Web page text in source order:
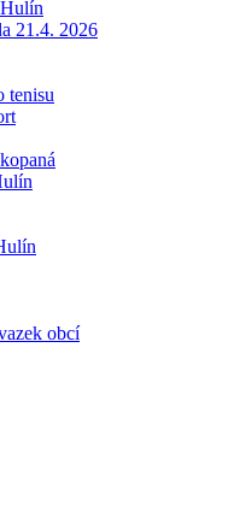
21.4. 2026
tenisu
obcí